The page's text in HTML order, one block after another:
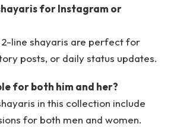
for Instagram or
2-line shayaris are perfect for
posts, or daily status updates.
for both him and her?
in this collection include
for both men and women.